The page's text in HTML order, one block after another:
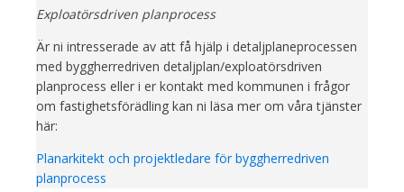
Exploatörsdriven planprocess
Är ni intresserade av att få hjälp i detaljplaneprocessen
med byggherredriven detaljplan/exploatörsdriven
planprocess eller i er kontakt med kommunen i frågor
om fastighetsförädling kan ni läsa mer om våra tjänster
här:
Planarkitekt och projektledare för byggherredriven
planprocess